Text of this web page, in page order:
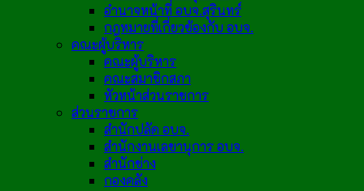
อำนาจหน้าที่ อบจ.สุรินทร์
กฎหมายที่เกี่ยวข้องกับ อบจ.
คณะผู้บริหาร
คณะผู้บริหาร
คณะสมาชิกสภา
หัวหน้าส่วนราชการ
ส่วนราชการ
สำนักปลัด อบจ.
สำนักงานเลขานุการ อบจ.
สำนักช่าง
กองคลัง